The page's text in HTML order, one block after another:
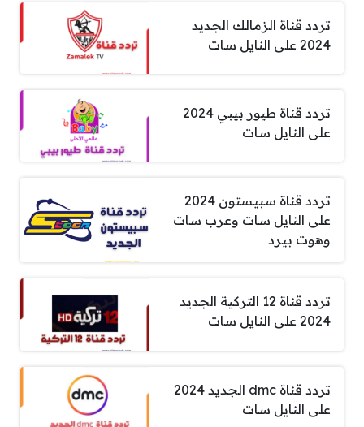
تردد قناة الزمالك الجديد
2024 على النايل سات
تردد قناة طيور بيبي 2024
على النايل سات
تردد قناة سبيستون 2024
على النايل سات وعرب سات
وهوت بيرد
تردد قناة 12 التركية الجديد
2024 على النايل سات
تردد قناة dmc الجديد 2024
على النايل سات